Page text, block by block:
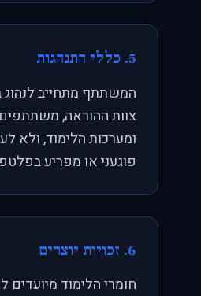
5. כללי התנהגות
המשתתף מתחייב לנהוג
צוות ההוראה,
ומערכות הלימוד, ולא
פוגעני או מפריע
6. זכויות יוצרים
חומרי הלימוד